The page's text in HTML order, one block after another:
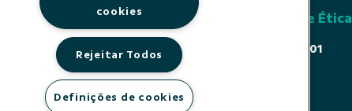
Comissão de Ética
0800 646 4001
cookies
Rejeitar Todos
Definições de cookies